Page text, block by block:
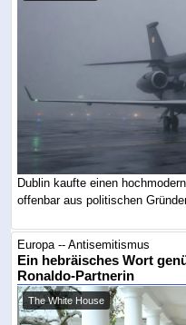
Dublin kaufte einen
offenbar aus politischen
Europa -- Antisemitismus
Ein hebräisches Wort
Ronaldo-Partnerin
The White House